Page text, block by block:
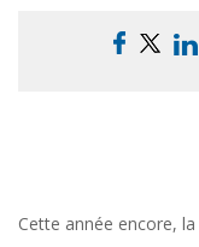
Cette année encore,